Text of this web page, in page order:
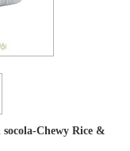
Chewy Rice &